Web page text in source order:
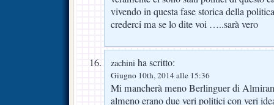
vivendo in questa fase storica della
crederci ma se lo dite voi …..sarà vero
zachini ha scritto:
Giugno 10th, 2014 alle 15:36
Mi mancherà meno Berlinguer di
almeno erano due veri politici con veri